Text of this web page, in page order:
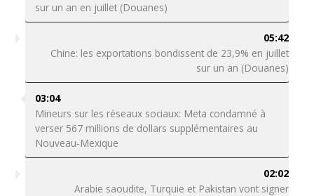
sur un an en juillet (Douanes)
05:42
Chine: les exportations bondissent de 23,9% en juillet
sur un an (Douanes)
03:04
Mineurs sur les réseaux sociaux: Meta condamné à
verser 567 millions de dollars supplémentaires au
Nouveau-Mexique
02:02
Arabie saoudite, Turquie et Pakistan vont signer